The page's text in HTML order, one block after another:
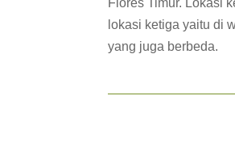
lokasi ketiga yaitu di
yang juga berbeda.